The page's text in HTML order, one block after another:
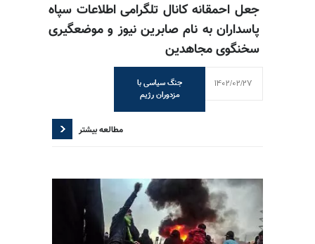
جعل احمقانه کانال تلگرامی اطلاعات سپاه
پاسداران به نام صابرین نیوز و موضعگیری
سخنگوی مجاهدین
جنگ سیاسی با
مزدوران رژیم
1402/02/27
مطالعه بیشتر